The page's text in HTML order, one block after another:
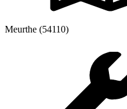
Meurthe (54110)